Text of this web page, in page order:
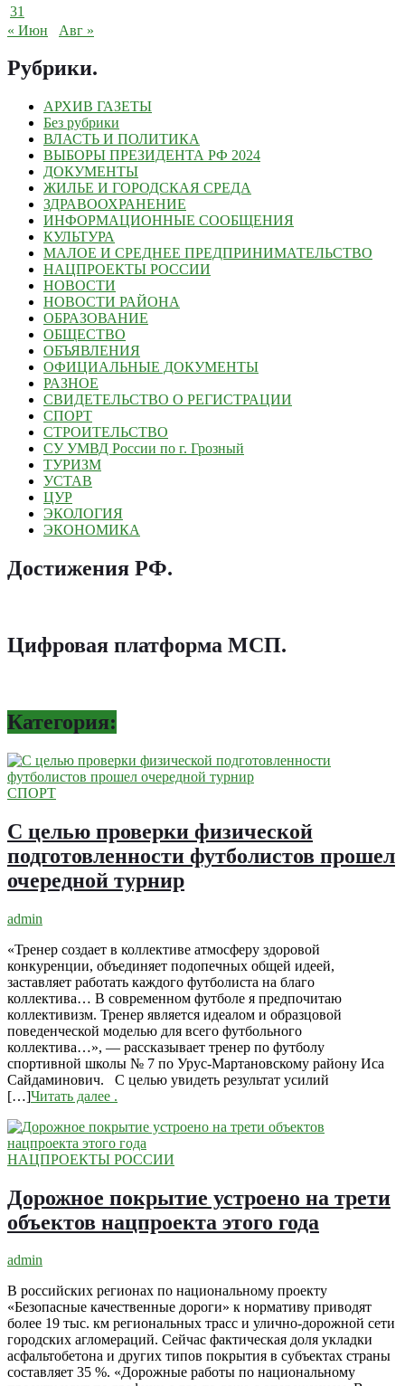
31
« Июн
Авг »
Рубрики.
АРХИВ ГАЗЕТЫ
Без рубрики
ВЛАСТЬ И ПОЛИТИКА
ВЫБОРЫ ПРЕЗИДЕНТА РФ 2024
ДОКУМЕНТЫ
ЖИЛЬЕ И ГОРОДСКАЯ СРЕДА
ЗДРАВООХРАНЕНИЕ
ИНФОРМАЦИОННЫЕ СООБЩЕНИЯ
КУЛЬТУРА
МАЛОЕ И СРЕДНЕЕ ПРЕДПРИНИМАТЕЛЬСТВО
НАЦПРОЕКТЫ РОССИИ
НОВОСТИ
НОВОСТИ РАЙОНА
ОБРАЗОВАНИЕ
ОБЩЕСТВО
ОБЪЯВЛЕНИЯ
ОФИЦИАЛЬНЫЕ ДОКУМЕНТЫ
РАЗНОЕ
СВИДЕТЕЛЬСТВО О РЕГИСТРАЦИИ
СПОРТ
СТРОИТЕЛЬСТВО
СУ УМВД России по г. Грозный
ТУРИЗМ
УСТАВ
ЦУР
ЭКОЛОГИЯ
ЭКОНОМИКА
Достижения РФ.
Цифровая платформа МСП.
Категория:
СПОРТ
С целью проверки физической
подготовленности футболистов прошел
очередной турнир
admin
«Тренер создает в коллективе атмосферу здоровой
конкуренции, объединяет подопечных общей идеей,
заставляет работать каждого футболиста на благо
коллектива… В современном футболе я предпочитаю
коллективизм. Тренер является идеалом и образцовой
поведенческой моделью для всего футбольного
коллектива…», — рассказывает тренер по футболу
спортивной школы № 7 по Урус-Мартановскому району Иса
Сайдаминович. С целью увидеть результат усилий
[…]Читать далее .
НАЦПРОЕКТЫ РОССИИ
Дорожное покрытие устроено на трети
объектов нацпроекта этого года
admin
В российских регионах по национальному проекту
«Безопасные качественные дороги» к нормативу приводят
более 19 тыс. км региональных трасс и улично-дорожной сети
городских агломераций. Сейчас фактическая доля укладки
асфальтобетона и других типов покрытия в субъектах страны
составляет 35 %. «Дорожные работы по национальному